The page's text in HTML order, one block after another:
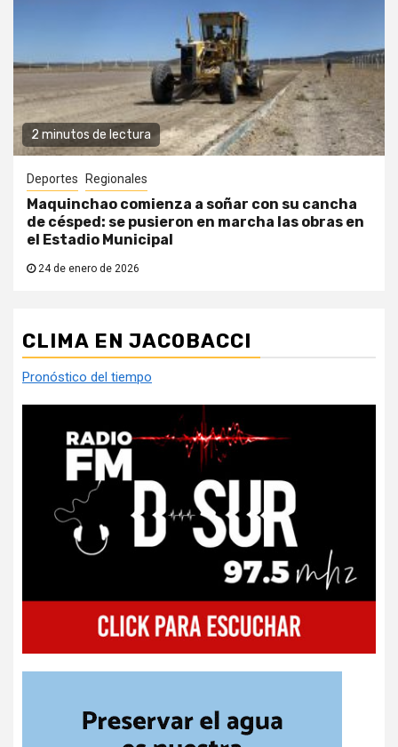
2 minutos de lectura
Deportes Regionales
Maquinchao comienza a soñar con su cancha
de césped: se pusieron en marcha las obras en
el Estadio Municipal
24 de enero de 2026
CLIMA EN JACOBACCI
Pronóstico del tiempo